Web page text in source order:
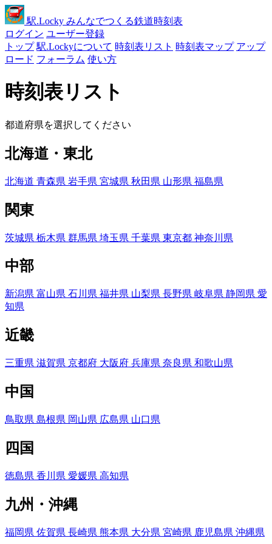
駅.Locky みんなでつくる鉄道時刻表
ログイン ユーザー登録
トップ 駅.Lockyについて 時刻表リスト 時刻表マップ アップ
ロード フォーラム 使い方
時刻表リスト
都道府県を選択してください
北海道・東北
北海道 青森県 岩手県 宮城県 秋田県 山形県 福島県
関東
茨城県 栃木県 群馬県 埼玉県 千葉県 東京都 神奈川県
中部
新潟県 富山県 石川県 福井県 山梨県 長野県 岐阜県 静岡県 愛
知県
近畿
三重県 滋賀県 京都府 大阪府 兵庫県 奈良県 和歌山県
中国
鳥取県 島根県 岡山県 広島県 山口県
四国
徳島県 香川県 愛媛県 高知県
九州・沖縄
福岡県 佐賀県 長崎県 熊本県 大分県 宮崎県 鹿児島県 沖縄県